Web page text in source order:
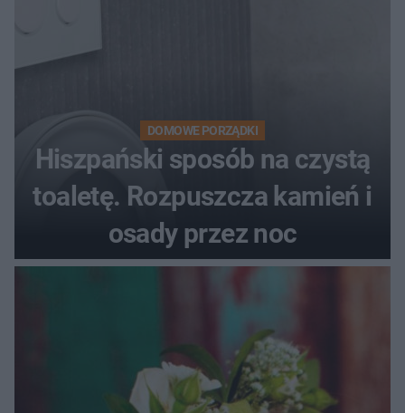
DOMOWE PORZĄDKI
Hiszpański sposób na czystą
toaletę. Rozpuszcza kamień i
osady przez noc